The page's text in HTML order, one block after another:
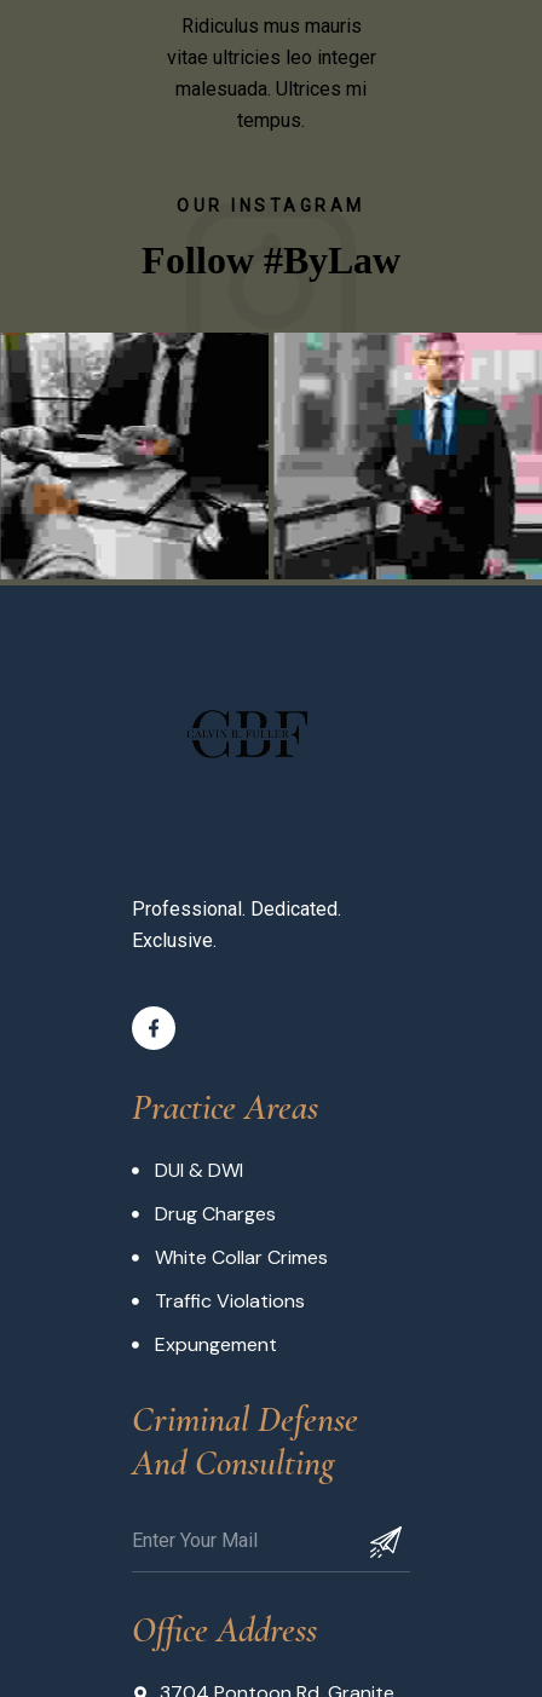
Ridiculus mus mauris
vitae ultricies leo integer
malesuada. Ultrices mi
tempus.
OUR INSTAGRAM
Follow #ByLaw
Professional. Dedicated.
Exclusive.
Practice Areas
DUI & DWI
Drug Charges
White Collar Crimes
Traffic Violations
Expungement
Criminal Defense
And Consulting
Office Address